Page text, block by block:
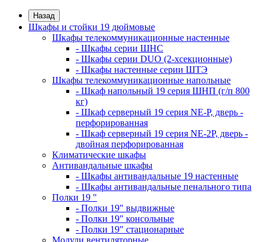
Назад
Шкафы и стойки 19 дюймовые
Шкафы телекоммуникационные настенные
- Шкафы серии ШНС
- Шкафы серии DUO (2-хсекционные)
- Шкафы настенные серии ШТЭ
Шкафы телекоммуникационные напольные
- Шкаф напольный 19 серия ШНП (г/п 800
кг)
- Шкаф серверный 19 серия NE-P, дверь -
перфорированная
- Шкаф серверный 19 серия NE-2P, дверь -
двойная перфорированная
Климатические шкафы
Антивандальные шкафы
- Шкафы антивандальные 19 настенные
- Шкафы антивандальные пенального типа
Полки 19 "
- Полки 19" выдвижные
- Полки 19" консольные
- Полки 19" стационарные
Модули вентиляторные